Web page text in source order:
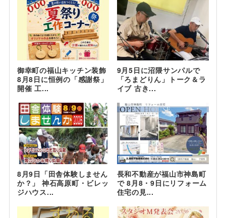
御幸町の福山キッチン装飾
8月8日に恒例の「感謝祭」
開催 工...
9月5日に沼隈サンパルで
「ろまどりん」トーク＆ラ
イブ 古き...
8月9日「田舎体験しません
か？」 神石高原町・ビレッ
ジハウス...
長和不動産が福山市神島町
で 8月8・9日にリフォーム
住宅の見...